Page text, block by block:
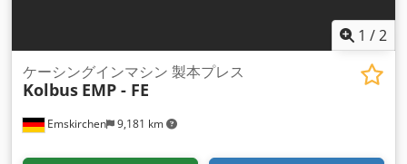
1 /2
Emskirchen 9,181 km
ケーシングインマシン 製本プレス
Kolbus EMP - FE